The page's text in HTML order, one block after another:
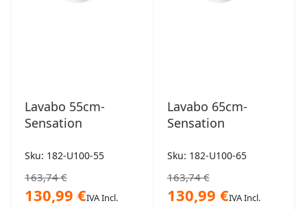
Lavabo 55cm-
Sensation
Sku: 182-U100-55
163,74 €
130,99 €IVA Incl.
Lavabo 65cm-
Sensation
Sku: 182-U100-65
163,74 €
130,99 €IVA Incl.